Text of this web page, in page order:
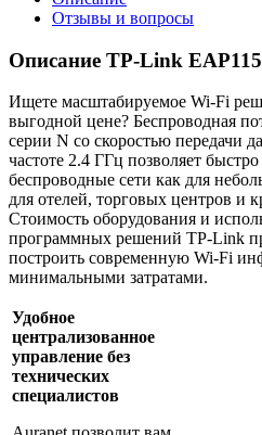
Отзывы и вопросы
Описание TP-Link EAP115
Ищете масштабируемое Wi-Fi
выгодной цене? Беспроводная
серии N со скоростью передачи
частоте 2.4 ГГц позволяет быстро
беспроводные сети как для
для отелей, торговых центров и
Стоимость оборудования и
программных решений TP-Link
построить современную Wi-Fi
минимальными затратами.
Удобное
централизованное
управление без
технических
специалистов